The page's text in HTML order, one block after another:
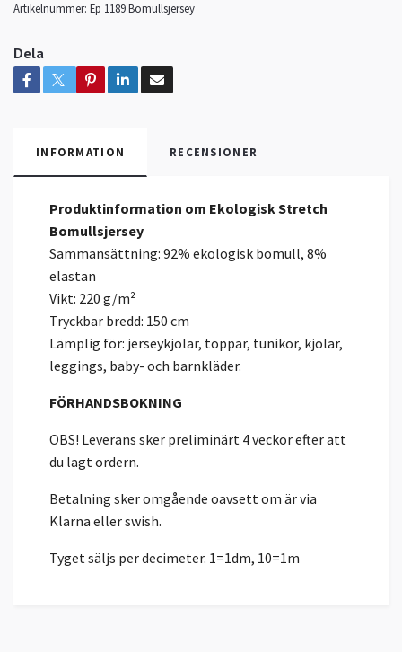
Artikelnummer: Ep 1189 Bomullsjersey
Dela
INFORMATION RECENSIONER
Produktinformation om Ekologisk Stretch
Bomullsjersey
Sammansättning: 92% ekologisk bomull, 8%
elastan
Vikt: 220 g/m²
Tryckbar bredd: 150 cm
Lämplig för: jerseykjolar, toppar, tunikor, kjolar,
leggings, baby- och barnkläder.
FÖRHANDSBOKNING
OBS! Leverans sker preliminärt 4 veckor efter att
du lagt ordern.
Betalning sker omgående oavsett om är via
Klarna eller swish.
Tyget säljs per decimeter. 1=1dm, 10=1m